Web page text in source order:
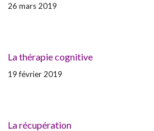
26 mars 2019
La thérapie cognitive
19 février 2019
La récupération